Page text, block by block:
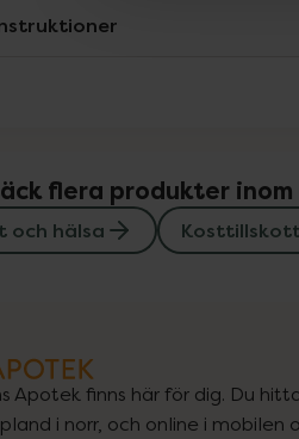
flera produkter inom
och hälsa
Apotek finns här för dig. Du
i norr, och online i mobilen